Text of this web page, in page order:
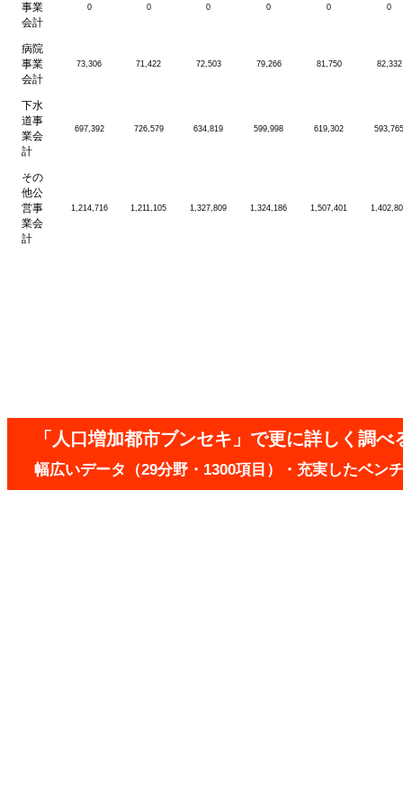
事業
会計
0 0 0 0 0 0
病院
事業
会計
73,306 71,422 72,503 79,266 81,750 82,332
下水
道事
業会
計
697,392 726,579 634,819 599,998 619,302 593,765
その
他公
営事
業会
計
1,214,716 1,211,105 1,327,809 1,324,186 1,507,401
「人口増加都市ブンセキ」で更に詳しく調べ
幅広いデータ（29分野・1300項目）・充実したベン